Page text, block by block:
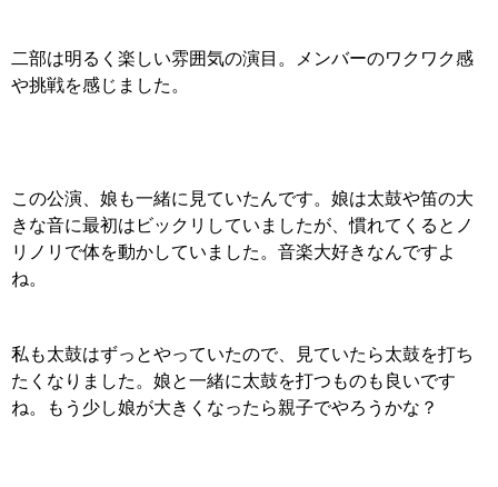
二部は明るく楽しい雰囲気の演目。メンバーのワクワク感
や挑戦を感じました。
この公演、娘も一緒に見ていたんです。娘は太鼓や笛の大
きな音に最初はビックリしていましたが、慣れてくるとノ
リノリで体を動かしていました。音楽大好きなんですよ
ね。
私も太鼓はずっとやっていたので、見ていたら太鼓を打ち
たくなりました。娘と一緒に太鼓を打つものも良いです
ね。もう少し娘が大きくなったら親子でやろうかな？